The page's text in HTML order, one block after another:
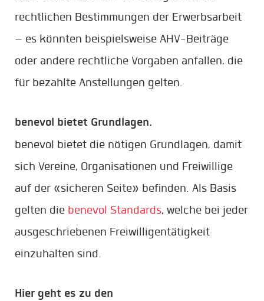
rechtlichen Bestimmungen der Erwerbsarbeit
– es könnten beispielsweise AHV-Beiträge
oder andere rechtliche Vorgaben anfallen, die
für bezahlte Anstellungen gelten.
benevol bietet Grundlagen.
benevol bietet die nötigen Grundlagen, damit
sich Vereine, Organisationen und Freiwillige
auf der «sicheren Seite» befinden. Als Basis
gelten die benevol Standards, welche bei jeder
ausgeschriebenen Freiwilligentätigkeit
einzuhalten sind.
Hier geht es zu den